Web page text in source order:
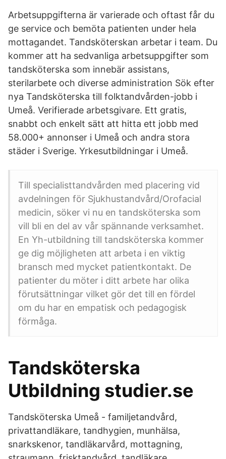
Arbetsuppgifterna är varierade och oftast får du
ge service och bemöta patienten under hela
mottagandet. Tandsköterskan arbetar i team. Du
kommer att ha sedvanliga arbetsuppgifter som
tandsköterska som innebär assistans,
sterilarbete och diverse administration Sök efter
nya Tandsköterska till folktandvården-jobb i
Umeå. Verifierade arbetsgivare. Ett gratis,
snabbt och enkelt sätt att hitta ett jobb med
58.000+ annonser i Umeå och andra stora
städer i Sverige. Yrkesutbildningar i Umeå.
Till specialisttandvården med placering vid
avdelningen för Sjukhustandvård/Orofacial
medicin, söker vi nu en tandsköterska som
vill bli en del av vår spännande verksamhet.
En Yh-utbildning till tandsköterska kommer
ge dig möjligheten att arbeta i en viktig
bransch med mycket patientkontakt. De
patienter du möter i ditt arbete har olika
förutsättningar vilket gör det till en fördel
om du har en empatisk och pedagogisk
förmåga.
Tandsköterska
Utbildning studier.se
Tandsköterska Umeå - familjetandvård,
privattandläkare, tandhygien, munhälsa,
snarkskenor, tandläkarvård, mottagning,